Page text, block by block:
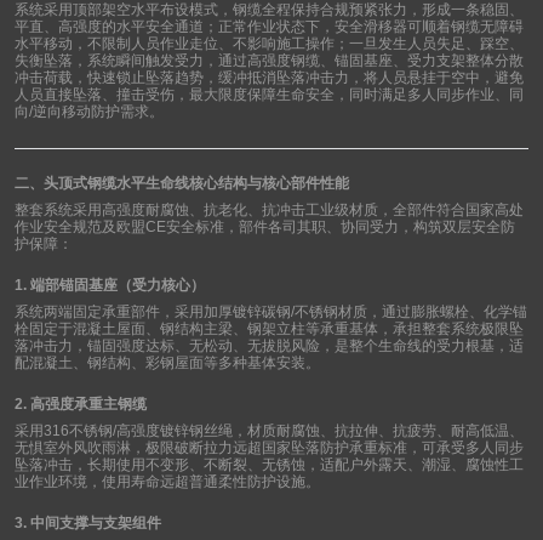
系统采用顶部架空水平布设模式，钢缆全程保持合规预紧张力，形成一条稳固、
平直、高强度的水平安全通道；正常作业状态下，安全滑移器可顺着钢缆无障碍
水平移动，不限制人员作业走位、不影响施工操作；一旦发生人员失足、踩空、
失衡坠落，系统瞬间触发受力，通过高强度钢缆、锚固基座、受力支架整体分散
冲击荷载，快速锁止坠落趋势，缓冲抵消坠落冲击力，将人员悬挂于空中，避免
人员直接坠落、撞击受伤，最大限度保障生命安全，同时满足多人同步作业、同
向/逆向移动防护需求。
二、头顶式钢缆水平生命线核心结构与核心部件性能
整套系统采用高强度耐腐蚀、抗老化、抗冲击工业级材质，全部件符合国家高处
作业安全规范及欧盟CE安全标准，部件各司其职、协同受力，构筑双层安全防
护保障：
1. 端部锚固基座（受力核心）
系统两端固定承重部件，采用加厚镀锌碳钢/不锈钢材质，通过膨胀螺栓、化学锚
栓固定于混凝土屋面、钢结构主梁、钢架立柱等承重基体，承担整套系统极限坠
落冲击力，锚固强度达标、无松动、无拔脱风险，是整个生命线的受力根基，适
配混凝土、钢结构、彩钢屋面等多种基体安装。
2. 高强度承重主钢缆
采用316不锈钢/高强度镀锌钢丝绳，材质耐腐蚀、抗拉伸、抗疲劳、耐高低温、
无惧室外风吹雨淋，极限破断拉力远超国家坠落防护承重标准，可承受多人同步
坠落冲击，长期使用不变形、不断裂、无锈蚀，适配户外露天、潮湿、腐蚀性工
业作业环境，使用寿命远超普通柔性防护设施。
3. 中间支撑与支架组件